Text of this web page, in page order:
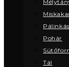
Pohár
Tál